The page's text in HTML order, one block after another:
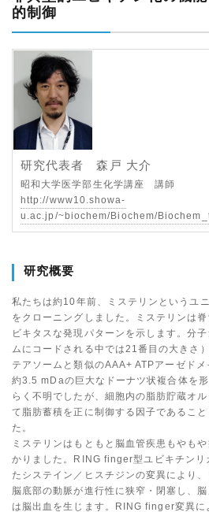
的制御
研究代表者 森戸 大介
昭和大学医学部生化学講座 講師
http://www10.showa-
u.ac.jp/~biochem/Biochem/
研究概要
私たちは約10年前、ミステリンというユ
をクローニングしました。ミステリンは
ビキタスな発現パターンを示します。分
ムにコードされる中では21番目の大きさ
テアソームと類似のAAA+ ATPアーゼド
約3.5 mDaの巨大なドーナツ状複合体を
らく不明でしたが、細胞内の脂肪貯蔵オ
て脂肪蓄積を正に制御する因子であるこ
た。
ミステリンはもともと脳血管疾患もやも
かりました。RING finger型ユビキチンリ
たシステイン／ヒスチジンの変異により
脳底部の動脈が進行性に狭窄・閉塞し、
は脳出血を生じます。RING finger変異に